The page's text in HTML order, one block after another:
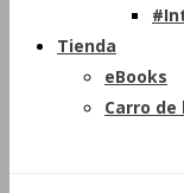
Tienda
eBooks
Carro de